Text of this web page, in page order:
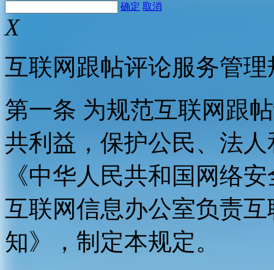
确定 取消
X
互联网跟帖评论服务管理
第一条 为规范互联网跟
共利益，保护公民、法
《中华人民共和国网络
互联网信息办公室负责
知》，制定本规定。